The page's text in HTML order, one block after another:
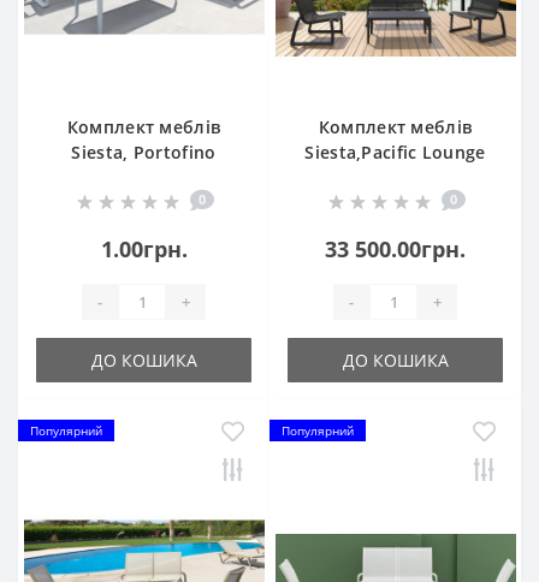
Комплект меблів
Siesta, Portofino
подлокотниками 238
0
1.00грн.
- +
ДО КОШИКА
Комплект меблів
Siesta,Pacific Lounge
237 Black
0
33 500.00грн.
- +
ДО КОШИКА
Популярний Популярний